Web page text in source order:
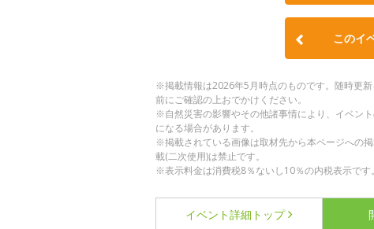
このイ
※掲載情報は2026年5月時点のものです。随時更
前にご確認の上おでかけください。
※自然災害の影響やその他諸事情により、イベン
になる場合があります。
※掲載されている画像は取材先から本ページへの
載(二次使用)は禁止です。
※表示料金は消費税8％ないし10％の内税表示です。
イベント詳細 トップ